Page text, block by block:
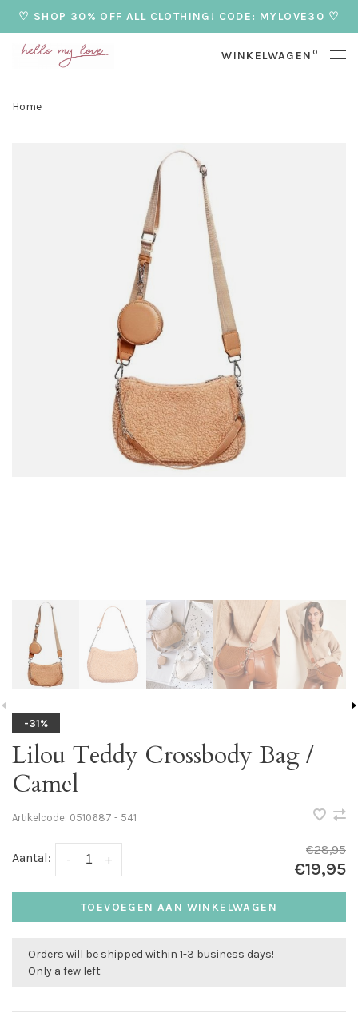
♡ SHOP 30% OFF ALL CLOTHING! CODE: MYLOVE30 ♡
WINKELWAGEN 0
Home
-31%
Lilou Teddy Crossbody Bag /
Camel
Artikelcode: 0510687 - 541
Aantal: +
-
€28,95
€19,95
TOEVOEGEN AAN WINKELWAGEN
Orders will be shipped within 1-3 business days!
Only a few left